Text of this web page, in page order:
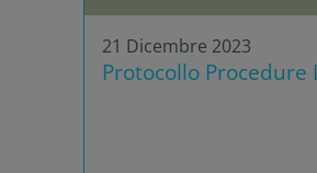
21 Dicembre 2023
Protocollo Procedure